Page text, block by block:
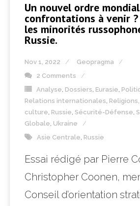
Un nouvel ordre
confrontations à venir ?
les minorités
Russie.
Nov 1, 2022
Geopragma
2 Comments
Analyse, Dossiers, Eurasie,
Relations internationales,
culture, Russie, Sécurité-Défense,
Globale, Ukraine
Asie Centrale, Russie
Essai rédigé par Pierre
Christopher Coonen,
Conseil d’orientation